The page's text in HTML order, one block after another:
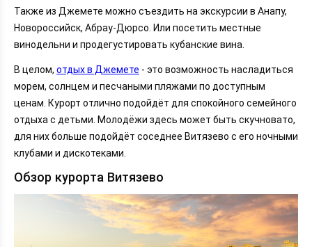
Также из Джемете можно съездить на экскурсии в Анапу,
Новороссийск, Абрау-Дюрсо. Или посетить местные
винодельни и продегустировать кубанские вина.
В целом, отдых в Джемете - это возможность насладиться
морем, солнцем и песчаными пляжами по доступным
ценам. Курорт отлично подойдёт для спокойного семейного
отдыха с детьми. Молодёжи здесь может быть скучновато,
для них больше подойдёт соседнее Витязево с его ночными
клубами и дискотеками.
Обзор курорта Витязево